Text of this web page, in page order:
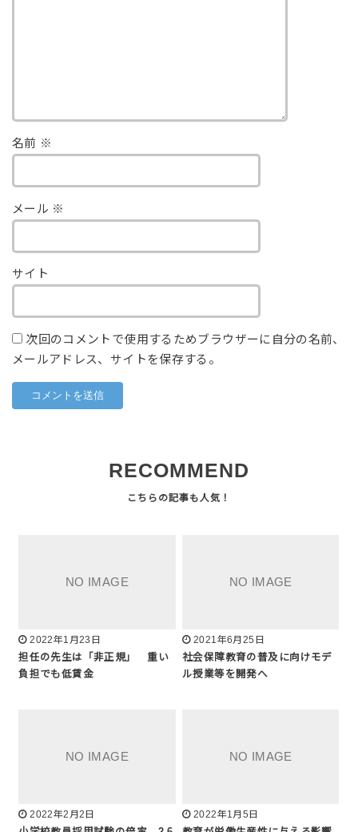
名前 ※
メール ※
サイト
次回のコメントで使用するためブラウザーに自分の名前、
メールアドレス、サイトを保存する。
RECOMMEND
2022年1月23日
担任の先生は「非正規」 重い
負担でも低賃金
2021年6月25日
社会保障教育の普及に向けモデ
ル授業等を開発へ
2022年2月2日
2022年1月5日